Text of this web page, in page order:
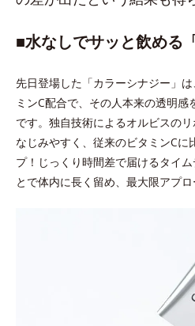
■水なしでサッと飲める
先日登場した「カラーシナジー」
ミンC配合で、その人本来の透明感
です。独自技術によるオルビスの
なじみやすく、従来のビタミンCに
プ！じっくり時間差で届けるタイ
とで体内に長く留め、最大限アプロ